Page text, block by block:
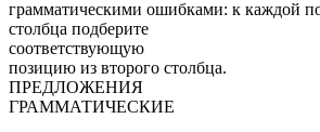
грамматическими ошибками: к каждой
столбца подберите
соответствующую
позицию из второго столбца.
ПРЕДЛОЖЕНИЯ
ГРАММАТИЧЕСКИЕ